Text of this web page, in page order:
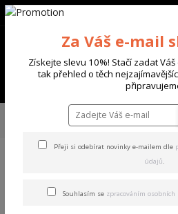
+420 702 136 620
ŠORTKY
Yakuza
Shards Cargo
Za Váš e-mail
Získejte slevu 10%! Stačí zadat
tak přehled o těch
Přeji si odebírat novinky e-mailem dle
údajů.
Souhlasím se zpracováním osobních